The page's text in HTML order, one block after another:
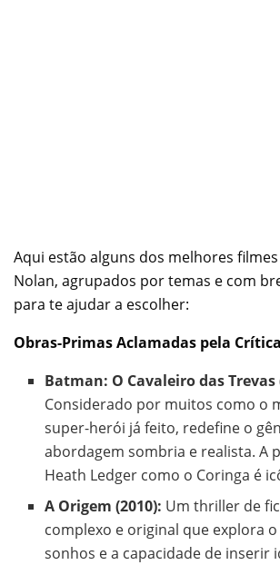
Aqui estão alguns dos melhores
Nolan, agrupados por temas e com
para te ajudar a escolher:
Obras-Primas Aclamadas pela
Batman: O Cavaleiro das Trevas
Considerado por muitos como o
super-herói já feito, redefine o
abordagem sombria e realista. A
Heath Ledger como o Coringa é
A Origem (2010): Um thriller de
complexo e original que explora
sonhos e a capacidade de inserir